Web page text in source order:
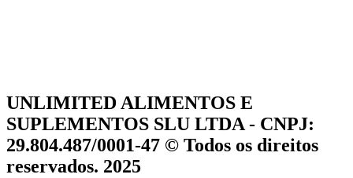
UNLIMITED ALIMENTOS E
SUPLEMENTOS SLU LTDA - CNPJ:
29.804.487/0001-47 © Todos os direitos
reservados. 2025